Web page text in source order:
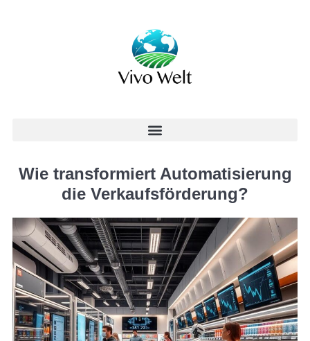
Wie transformiert Automatisierung
die Verkaufsförderung?